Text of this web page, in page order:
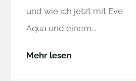
und wie ich jetzt mit Eve
Aqua und einem...
Mehr lesen